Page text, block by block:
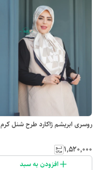
روسری ابریشم ژاکارد طرح شنل کرم
۱٬۵۲۰٬۰۰۰
افزودن به سبد